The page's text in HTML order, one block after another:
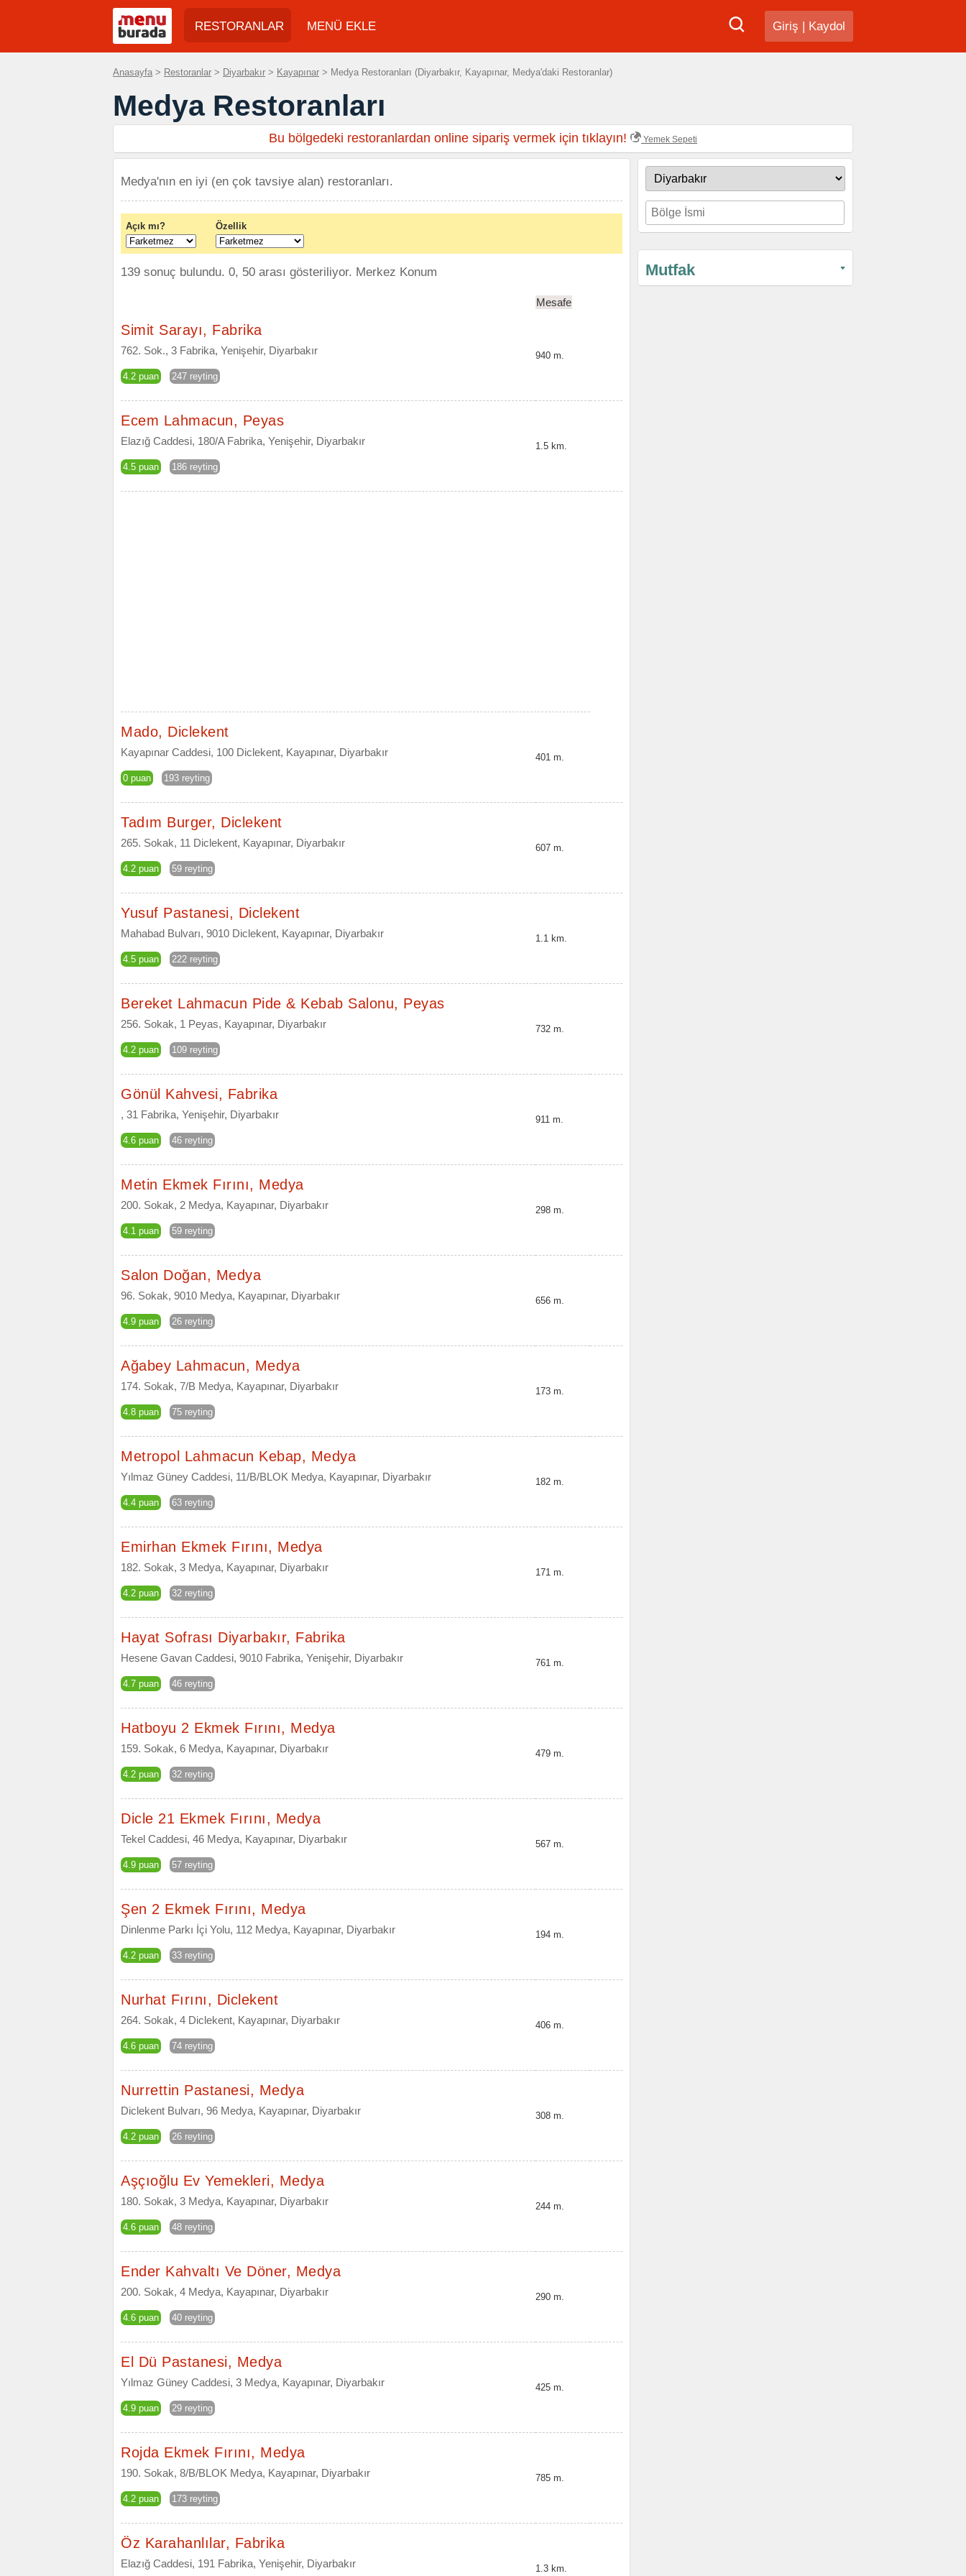
Giriş | Kaydol
RESTORANLAR MENÜ EKLE
Anasayfa > Restoranlar > Diyarbakır > Kayapınar > Medya Restoranları (Diyarbakır, Kayapınar, Medya'daki Restoranlar)
Medya Restoranları
Bu bölgedeki restoranlardan online sipariş vermek için tıklayın! Yemek Sepeti
Mutfak
Medya'nın en iyi (en çok tavsiye alan) restoranları.
Açık mı? Özellik
139 sonuç bulundu. 0, 50 arası gösteriliyor. Merkez Konum
Mesafe
Simit Sarayı, Fabrika
762. Sok., 3 Fabrika, Yenişehir, Diyarbakır
4.2 puan 247 reyting
940 m.
Ecem Lahmacun, Peyas
Elazığ Caddesi, 180/A Fabrika, Yenişehir, Diyarbakır
4.5 puan 186 reyting
1.5 km.
Mado, Diclekent
Kayapınar Caddesi, 100 Diclekent, Kayapınar, Diyarbakır
0 puan 193 reyting
401 m.
Tadım Burger, Diclekent
265. Sokak, 11 Diclekent, Kayapınar, Diyarbakır
4.2 puan 59 reyting
607 m.
Yusuf Pastanesi, Diclekent
Mahabad Bulvarı, 9010 Diclekent, Kayapınar, Diyarbakır
4.5 puan 222 reyting
1.1 km.
Bereket Lahmacun Pide & Kebab Salonu, Peyas
256. Sokak, 1 Peyas, Kayapınar, Diyarbakır
4.2 puan 109 reyting
732 m.
Gönül Kahvesi, Fabrika
, 31 Fabrika, Yenişehir, Diyarbakır
4.6 puan 46 reyting
911 m.
Metin Ekmek Fırını, Medya
200. Sokak, 2 Medya, Kayapınar, Diyarbakır
4.1 puan 59 reyting
298 m.
Salon Doğan, Medya
96. Sokak, 9010 Medya, Kayapınar, Diyarbakır
4.9 puan 26 reyting
656 m.
Ağabey Lahmacun, Medya
174. Sokak, 7/B Medya, Kayapınar, Diyarbakır
4.8 puan 75 reyting
173 m.
Metropol Lahmacun Kebap, Medya
Yılmaz Güney Caddesi, 11/B/BLOK Medya, Kayapınar, Diyarbakır
4.4 puan 63 reyting
182 m.
Emirhan Ekmek Fırını, Medya
182. Sokak, 3 Medya, Kayapınar, Diyarbakır
4.2 puan 32 reyting
171 m.
Hayat Sofrası Diyarbakır, Fabrika
Hesene Gavan Caddesi, 9010 Fabrika, Yenişehir, Diyarbakır
4.7 puan 46 reyting
761 m.
Hatboyu 2 Ekmek Fırını, Medya
159. Sokak, 6 Medya, Kayapınar, Diyarbakır
4.2 puan 32 reyting
479 m.
Dicle 21 Ekmek Fırını, Medya
Tekel Caddesi, 46 Medya, Kayapınar, Diyarbakır
4.9 puan 57 reyting
567 m.
Şen 2 Ekmek Fırını, Medya
Dinlenme Parkı İçi Yolu, 112 Medya, Kayapınar, Diyarbakır
4.2 puan 33 reyting
194 m.
Nurhat Fırını, Diclekent
264. Sokak, 4 Diclekent, Kayapınar, Diyarbakır
4.6 puan 74 reyting
406 m.
Nurrettin Pastanesi, Medya
Diclekent Bulvarı, 96 Medya, Kayapınar, Diyarbakır
4.2 puan 26 reyting
308 m.
Aşçıoğlu Ev Yemekleri, Medya
180. Sokak, 3 Medya, Kayapınar, Diyarbakır
4.6 puan 48 reyting
244 m.
Ender Kahvaltı Ve Döner, Medya
200. Sokak, 4 Medya, Kayapınar, Diyarbakır
4.6 puan 40 reyting
290 m.
El Dü Pastanesi, Medya
Yılmaz Güney Caddesi, 3 Medya, Kayapınar, Diyarbakır
4.9 puan 29 reyting
425 m.
Rojda Ekmek Fırını, Medya
190. Sokak, 8/B/BLOK Medya, Kayapınar, Diyarbakır
4.2 puan 173 reyting
785 m.
Öz Karahanlılar, Fabrika
Elazığ Caddesi, 191 Fabrika, Yenişehir, Diyarbakır 1.3 km.